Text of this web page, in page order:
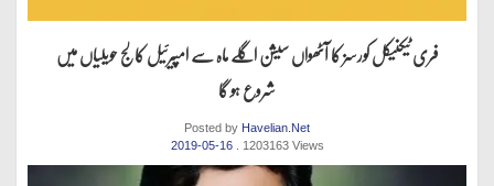
فری ٹیکنیکل کورسز کا آٹھواں سیشن اگلے ماہ سے امپیرئیل کالج حویلیاں میں
شروع ہو گا
Posted by Havelian.Net
2019-05-16
. 1203163 Views